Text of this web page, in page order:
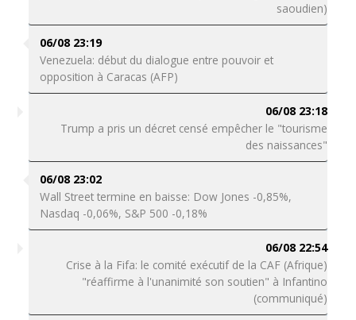
saoudien)
06/08 23:19
Venezuela: début du dialogue entre pouvoir et
opposition à Caracas (AFP)
06/08 23:18
Trump a pris un décret censé empêcher le "tourisme
des naissances"
06/08 23:02
Wall Street termine en baisse: Dow Jones -0,85%,
Nasdaq -0,06%, S&P 500 -0,18%
06/08 22:54
Crise à la Fifa: le comité exécutif de la CAF (Afrique)
"réaffirme à l'unanimité son soutien" à Infantino
(communiqué)